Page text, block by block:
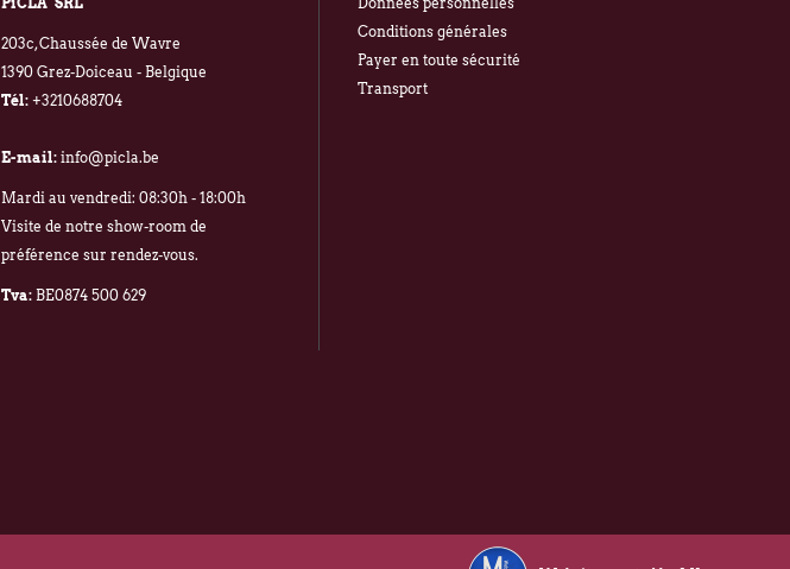
203c, Chaussée de Wavre
1390 Grez-Doiceau - Belgique
Tél: +3210688704
E-mail: info@picla.be
Mardi au vendredi: 08:30h - 18:00h
Visite de notre show-room de
préférence sur rendez-vous.
Tva: BE0874 500 629
Conditions générales
Payer en toute sécurité
Transport